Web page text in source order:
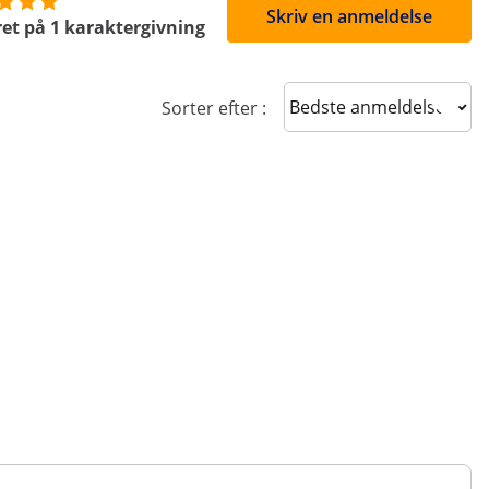
på 1 karaktergivning Skriv en anmeldelse
Sorter efter : Sort reviews